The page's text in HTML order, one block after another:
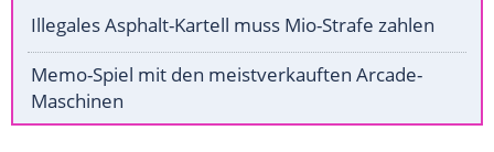
Illegales Asphalt-Kartell muss Mio-Strafe zahlen
Memo-Spiel mit den meistverkauften Arcade-
Maschinen